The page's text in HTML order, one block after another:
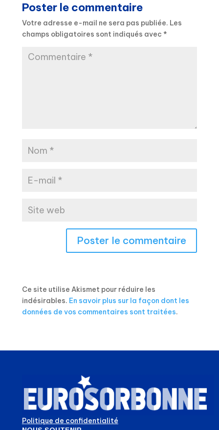
Poster le commentaire
Votre adresse e-mail ne sera pas publiée. Les
champs obligatoires sont indiqués avec *
Ce site utilise Akismet pour réduire les
indésirables. En savoir plus sur la façon dont les
données de vos commentaires sont traitées.
Politique de confidentialité